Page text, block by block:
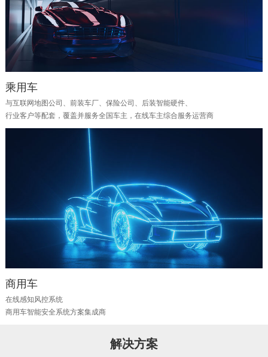
乘用车
与互联网地图公司、前装车厂、保险公司、后装智能硬件、
行业客户等配套，覆盖并服务全国车主，在线车主综合服务运营商
商用车
在线感知风控系统
商用车智能安全系统方案集成商
解决方案